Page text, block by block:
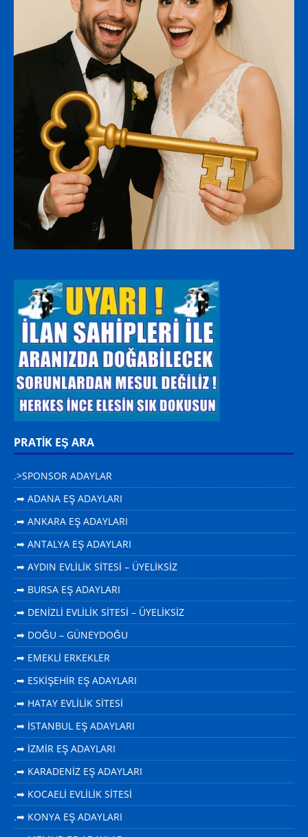
PRATİK EŞ ARA
.>SPONSOR ADAYLAR
.➡ ADANA EŞ ADAYLARI
.➡ ANKARA EŞ ADAYLARI
.➡ ANTALYA EŞ ADAYLARI
.➡ AYDIN EVLİLİK SİTESİ – ÜYELİKSİZ
.➡ BURSA EŞ ADAYLARI
.➡ DENİZLİ EVLİLİK SİTESİ – ÜYELİKSİZ
.➡ DOĞU – GÜNEYDOĞU
.➡ EMEKLİ ERKEKLER
.➡ ESKİŞEHİR EŞ ADAYLARI
.➡ HATAY EVLİLİK SİTESİ
.➡ İSTANBUL EŞ ADAYLARI
.➡ İZMİR EŞ ADAYLARI
.➡ KARADENİZ EŞ ADAYLARI
.➡ KOCAELİ EVLİLİK SİTESİ
.➡ KONYA EŞ ADAYLARI